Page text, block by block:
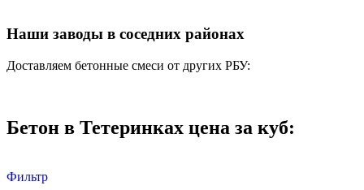
Наши заводы в соседних районах
Доставляем бетонные смеси от других РБУ:
Бетон в Тетеринках цена за куб:
Фильтр